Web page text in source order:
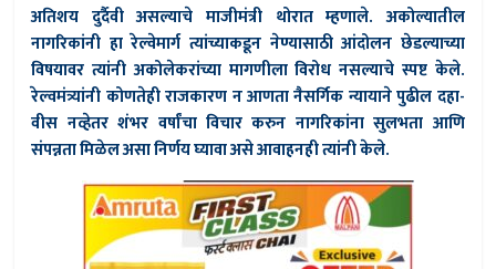
अतिशय दुर्दैवी असल्याचे माजीमंत्री थोरात म्हणाले. अकोल्यातील
नागरिकांनी हा रेल्वेमार्ग त्यांच्याकडून नेण्यासाठी आंदोलन छेडल्याच्या
विषयावर त्यांनी अकोलेकरांच्या मागणीला विरोध नसल्याचे स्पष्ट केले.
रेल्वमंत्र्यांनी कोणतेही राजकारण न आणता नैसर्गिक न्यायाने पुढील दहा-
वीस नव्हेतर शंभर वर्षांचा विचार करुन नागरिकांना सुलभता आणि
संपन्नता मिळेल असा निर्णय घ्यावा असे आवाहनही त्यांनी केले.